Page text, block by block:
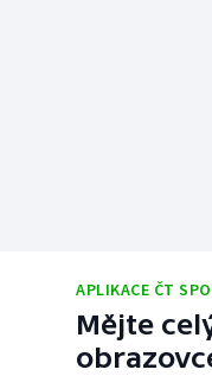
APLIKACE ČT
Mějte